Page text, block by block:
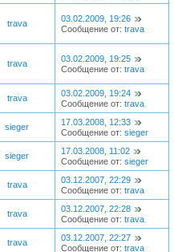
trava
03.02.2009, 19:26
Сообщение от: trava
trava
03.02.2009, 19:25
Сообщение от: trava
trava
03.02.2009, 19:24
Сообщение от: trava
sieger
17.03.2008, 12:33
Сообщение от: sieger
sieger
17.03.2008, 11:02
Сообщение от: sieger
trava
03.12.2007, 22:29
Сообщение от: trava
trava
03.12.2007, 22:28
Сообщение от: trava
trava
03.12.2007, 22:27
Сообщение от: trava